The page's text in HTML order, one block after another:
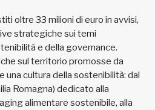
oltre 33 milioni di euro in avvisi,
strategiche sui temi
e della governance.
sul territorio promosse da
una cultura della sostenibilità: dal
Romagna) dedicato alla
alimentare sostenibile, alla